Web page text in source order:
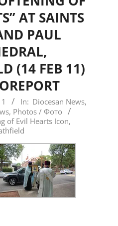
AT SAINTS
PAUL
(14 FEB 11)
In: Diocesan News,
, Photos / Фото
of Evil Hearts Icon,